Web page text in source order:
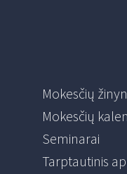
Mokesčių
Mokesčių
Seminarai
Tarptautinis